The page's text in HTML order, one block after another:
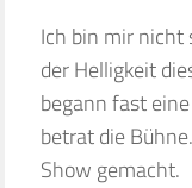
Ich bin mir nicht
der Helligkeit
begann fast
betrat die
Show gemacht.